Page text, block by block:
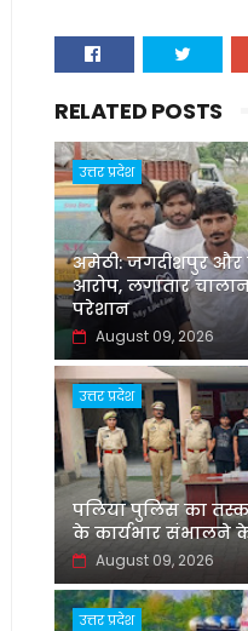
RELATED POSTS
उत्तर प्रदेश
अमेठी: जगदीशपुर और
आरोप, लगातार
परेशान
August 09, 2026
उत्तर प्रदेश
पलिया पुलिस का
के कार्यभार संभालने के
August 09, 2026
उत्तर प्रदेश